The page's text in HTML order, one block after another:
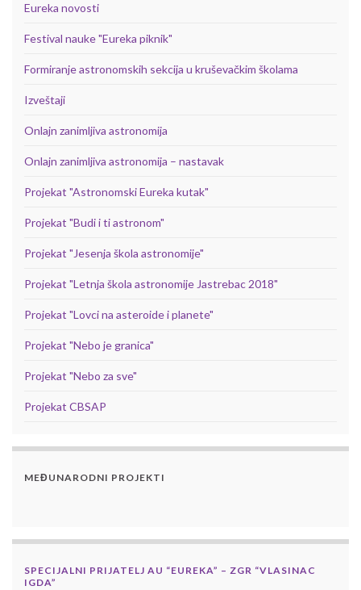
Eureka novosti
Festival nauke "Eureka piknik"
Formiranje astronomskih sekcija u kruševačkim školama
Izveštaji
Onlajn zanimljiva astronomija
Onlajn zanimljiva astronomija – nastavak
Projekat "Astronomski Eureka kutak"
Projekat "Budi i ti astronom"
Projekat "Jesenja škola astronomije"
Projekat "Letnja škola astronomije Jastrebac 2018"
Projekat "Lovci na asteroide i planete"
Projekat "Nebo je granica"
Projekat "Nebo za sve"
Projekat CBSAP
MEĐUNARODNI PROJEKTI
SPECIJALNI PRIJATELJ AU “EUREKA” – ZGR “VLASINAC
IGDA”